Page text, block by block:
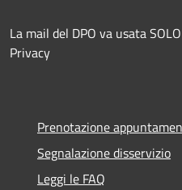
La mail del DPO va usata
Privacy
Prenotazione
Segnalazione disservizio
Leggi le FAQ